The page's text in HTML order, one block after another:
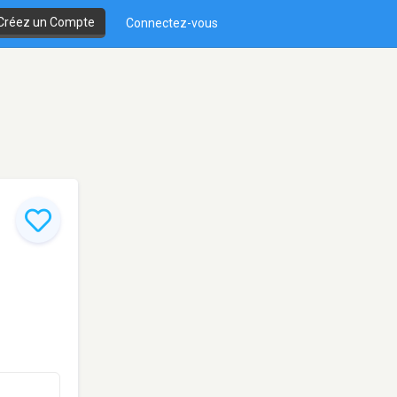
un Compte Connectez-vous